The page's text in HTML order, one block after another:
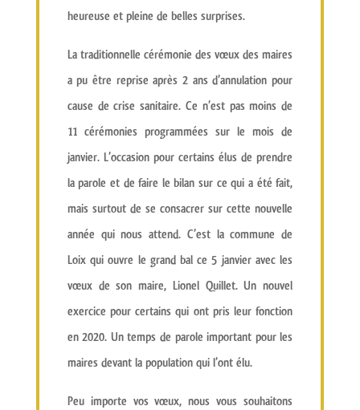
heureuse et pleine de belles surprises.
La traditionnelle cérémonie des vœux des maires
a pu être reprise après 2 ans d’annulation pour
cause de crise sanitaire. Ce n’est pas moins de
11 cérémonies programméessur le mois de
janvier. L’occasion pour certains élus de prendre
la parole et defaire le bilan sur ce qui a été fait,
mais surtout de se consacrer surcette nouvelle
année qui nous attend. C’est la commune de
Loix qui ouvre le grand bal ce 5 janvier avec les
vœux de son maire, Lionel Quillet. Un nouvel
exercice pour certains qui ont pris leur fonction
en 2020. Un temps de parole important pour les
maires devant la population qui l’ont élu.
Peu importe vos vœux, nous vous souhaitons